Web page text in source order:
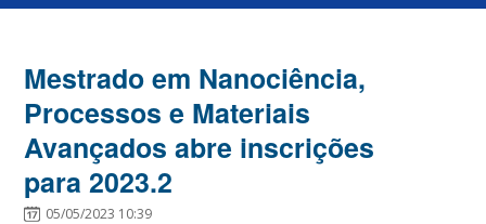
Mestrado em Nanociência,
Processos e Materiais
Avançados abre inscrições
para 2023.2
05/05/2023 10:39